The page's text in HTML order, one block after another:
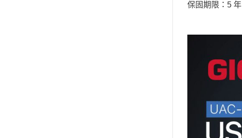
保固期限：5 年